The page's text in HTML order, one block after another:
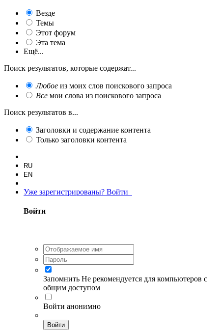
Везде
Темы
Этот форум
Эта тема
Ещё...
Поиск результатов, которые содержат...
Любое из моих слов поискового запроса
Все мои слова из поискового запроса
Поиск результатов в...
Заголовки и содержание контента
Только заголовки контента
RU
EN
Уже зарегистрированы? Войти
Войти
Запомнить Не рекомендуется для компьютеров с
общим доступом
Войти анонимно
Войти